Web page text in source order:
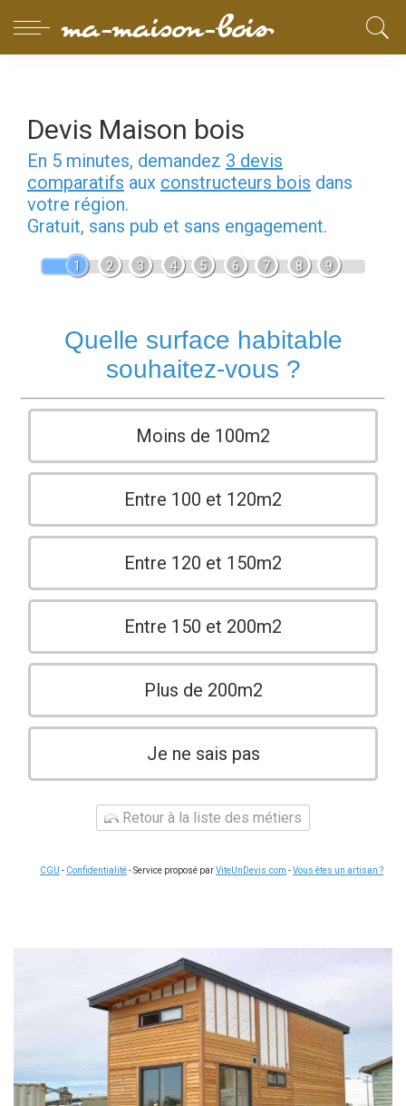
Devis Maison bois
En 5 minutes, demandez 3 devis
comparatifs aux constructeurs bois dans
votre région.
Gratuit, sans pub et sans engagement.
1 2 3 4 5 6 7 8 9
Quelle surface habitable
souhaitez-vous ?
Moins de 100m2
Entre 100 et 120m2
Entre 120 et 150m2
Entre 150 et 200m2
Plus de 200m2
Je ne sais pas
Retour à la liste des métiers
CGU - Confidentialité- Service proposé parViteUnDevis.com -Vous êtes un artisan ?